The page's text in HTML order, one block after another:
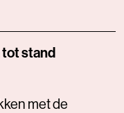
tot stand
met de